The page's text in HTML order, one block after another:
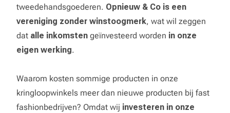
tweedehandsgoederen. Opnieuw & Co is een
vereniging zonder winstoogmerk, wat wil zeggen
dat alle inkomsten geïnvesteerd worden in onze
eigen werking.
Waarom kosten sommige producten in onze
kringloopwinkels meer dan nieuwe producten bij fast
fashionbedrijven? Omdat wij investeren in onze